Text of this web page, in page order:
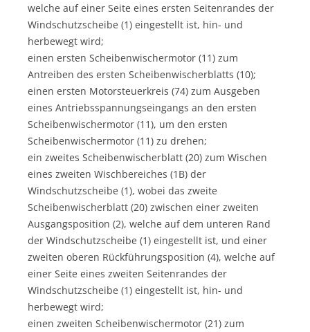
welche auf einer Seite eines ersten Seitenrandes der
Windschutzscheibe (1) eingestellt ist, hin- und
herbewegt wird;
einen ersten Scheibenwischermotor (11) zum
Antreiben des ersten Scheibenwischerblatts (10);
einen ersten Motorsteuerkreis (74) zum Ausgeben
eines Antriebsspannungseingangs an den ersten
Scheibenwischermotor (11), um den ersten
Scheibenwischermotor (11) zu drehen;
ein zweites Scheibenwischerblatt (20) zum Wischen
eines zweiten Wischbereiches (1B) der
Windschutzscheibe (1), wobei das zweite
Scheibenwischerblatt (20) zwischen einer zweiten
Ausgangsposition (2), welche auf dem unteren Rand
der Windschutzscheibe (1) eingestellt ist, und einer
zweiten oberen Rückführungsposition (4), welche auf
einer Seite eines zweiten Seitenrandes der
Windschutzscheibe (1) eingestellt ist, hin- und
herbewegt wird;
einen zweiten Scheibenwischermotor (21) zum